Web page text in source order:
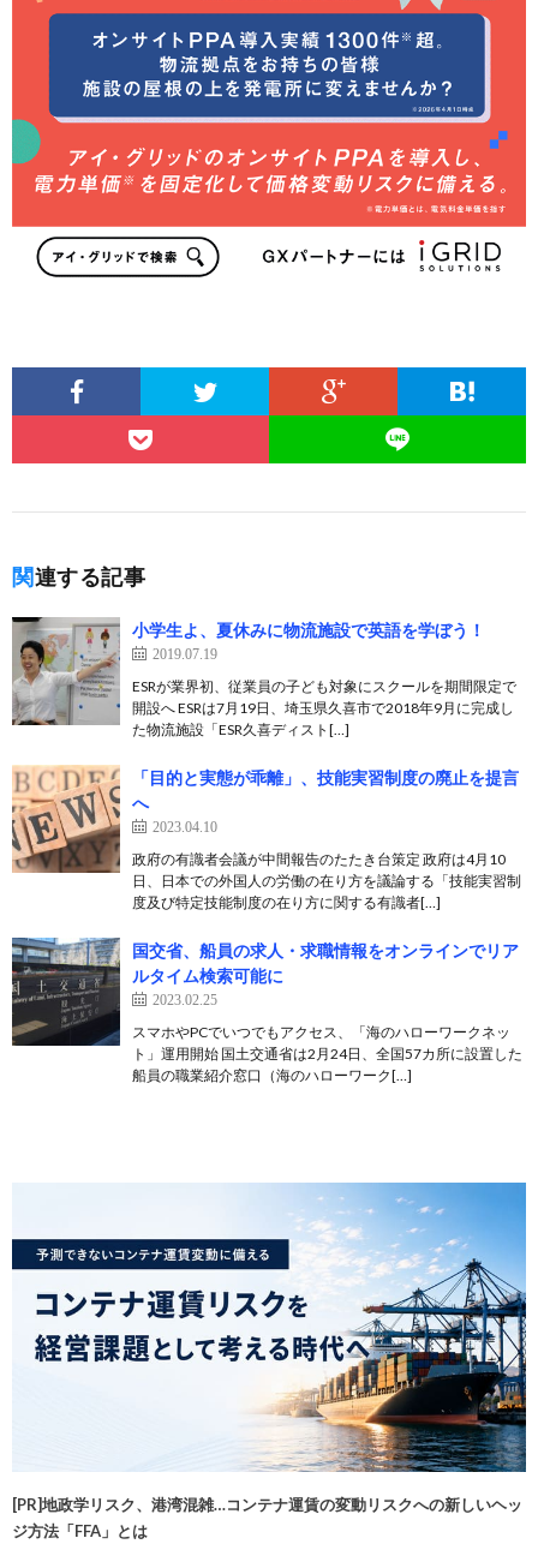
関連する記事
小学生よ、夏休みに物流施設で英語を学ぼう！
2019.07.19
ESRが業界初、従業員の子ども対象にスクールを期間限定で
開設へ ESRは7月19日、埼玉県久喜市で2018年9月に完成し
た物流施設「ESR久喜ディスト[…]
「目的と実態が乖離」、技能実習制度の廃止を提言
へ
2023.04.10
政府の有識者会議が中間報告のたたき台策定 政府は4月10
日、日本での外国人の労働の在り方を議論する「技能実習制
度及び特定技能制度の在り方に関する有識者[…]
国交省、船員の求人・求職情報をオンラインでリア
ルタイム検索可能に
2023.02.25
スマホやPCでいつでもアクセス、「海のハローワークネッ
ト」運用開始 国土交通省は2月24日、全国57カ所に設置した
船員の職業紹介窓口（海のハローワーク[…]
[PR]地政学リスク、港湾混雑…コンテナ運賃の変動リスクへの新しいヘッ
ジ方法「FFA」とは